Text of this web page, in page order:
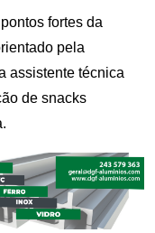
fortes da
pela
assistente técnica
de snacks